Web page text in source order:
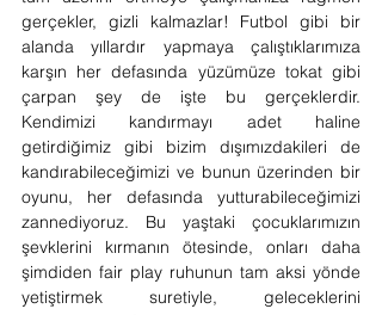
gerçekler, gizli kalmazlar! Futbol gibi bir
alanda yıllardır yapmaya çalıştıklarımıza
karşın her defasında yüzümüze tokat gibi
çarpan şey de işte bu gerçeklerdir.
Kendimizi kandırmayı adet haline
getirdiğimiz gibi bizim dışımızdakileri de
kandırabileceğimizi ve bunun üzerinden bir
oyunu, her defasında yutturabileceğimizi
zannediyoruz. Bu yaştaki çocuklarımızın
şevklerini kırmanın ötesinde, onları daha
şimdiden fair play ruhunun tam aksi yönde
yetiştirmek suretiyle, geleceklerini